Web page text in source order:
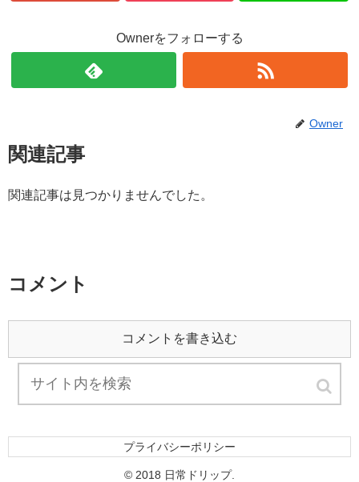
Ownerをフォローする
Owner
関連記事
関連記事は見つかりませんでした。
コメント
コメントを書き込む
プライバシーポリシー
© 2018 日常ドリップ.